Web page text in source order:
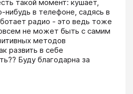
такой момент: кушает,
нибудь в телефоне, садясь в
радио - это ведь тоже
не может быть с самим
методов
развить в себе
Буду благодарна за